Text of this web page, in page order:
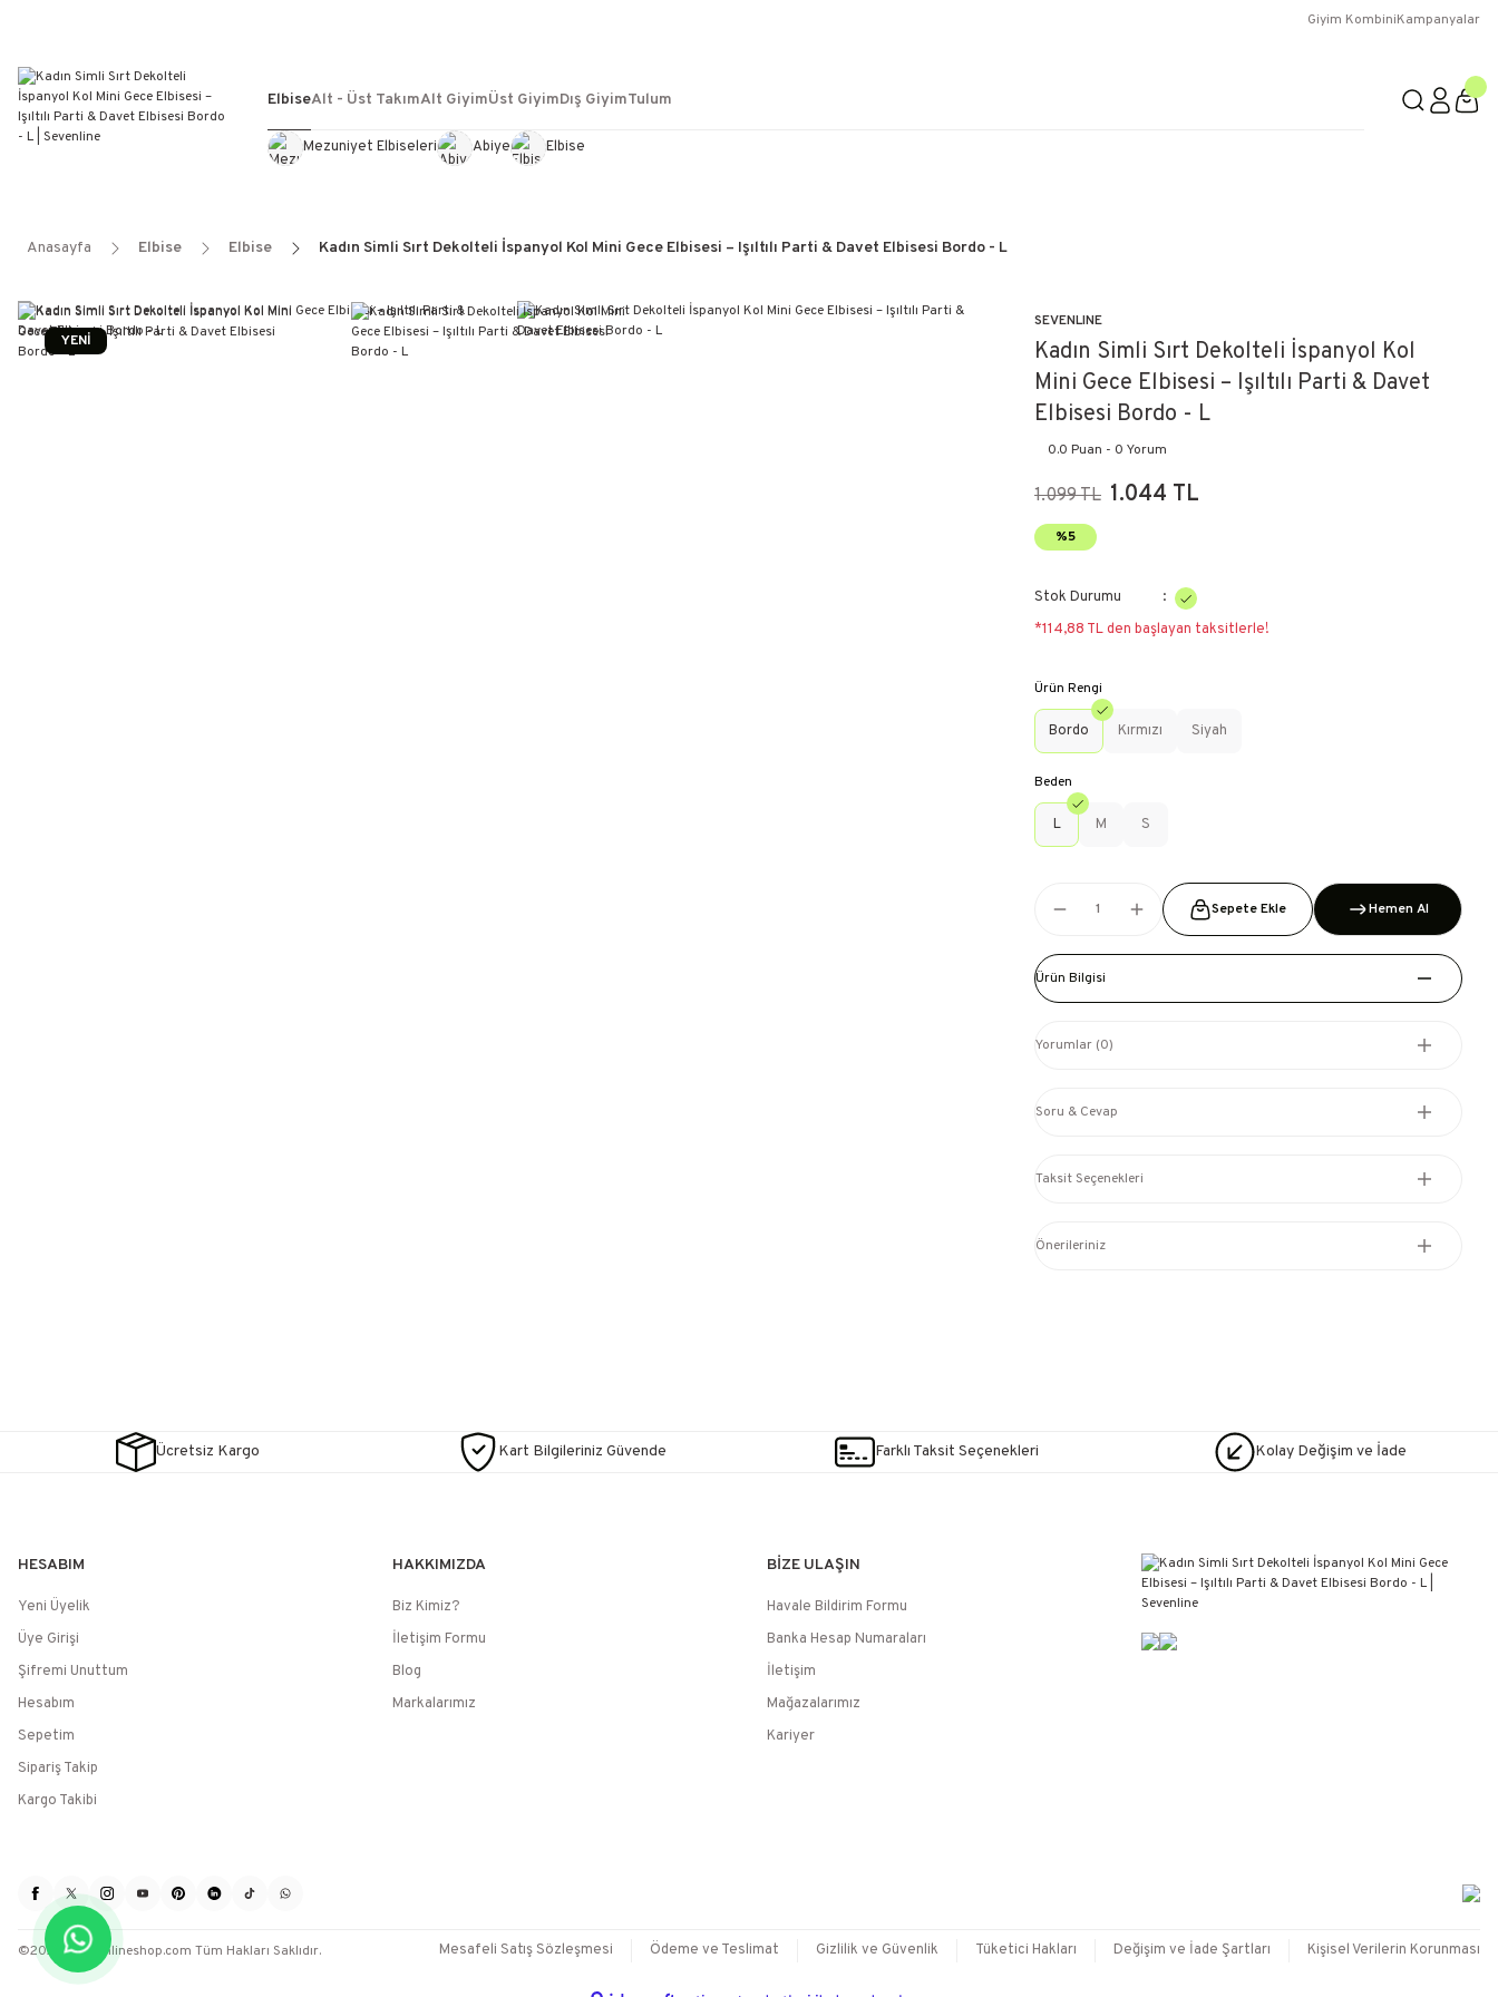
Giyim KombiniKampanyalar
Elbise
Mezuniyet Elbiseleri Abiye Elbise
Alt - Üst TakımAlt GiyimÜst GiyimDış GiyimTulum
Anasayfa Elbise Elbise Kadın Simli Sırt Dekolteli İspanyol Kol Mini Gece Elbisesi – Işıltılı Parti & Davet Elbisesi Bordo - L
YENİ
SEVENLINE
Kadın Simli Sırt Dekolteli İspanyol Kol
Mini Gece Elbisesi – Işıltılı Parti & Davet
Elbisesi Bordo - L
0.0 Puan - 0 Yorum
1.099 TL 1.044 TL
%5
Stok Durumu
*114,88 TL den başlayan taksitlerle!
Ürün Rengi
Bordo Kırmızı Siyah
Beden
L M S
Sepete Ekle Hemen Al
Ürün Bilgisi
Yorumlar (0)
Soru & Cevap
Taksit Seçenekleri
Önerileriniz
Ücretsiz Kargo Kart Bilgileriniz Güvende Farklı Taksit Seçenekleri Kolay Değişim ve İade
HESABIM
Yeni Üyelik
Üye Girişi
Şifremi Unuttum
Hesabım
Sepetim
Sipariş Takip
Kargo Takibi
HAKKIMIZDA
Biz Kimiz?
İletişim Formu
Blog
Markalarımız
BİZE ULAŞIN
Havale Bildirim Formu
Banka Hesap Numaraları
İletişim
Mağazalarımız
Kariyer
©2025 / sevenlineshop.com Tüm Hakları Saklıdır. Mesafeli Satış Sözleşmesi Ödeme ve Teslimat Gizlilik ve Güvenlik Tüketici Hakları Değişim ve İade Şartları Kişisel Verilerin Korunması